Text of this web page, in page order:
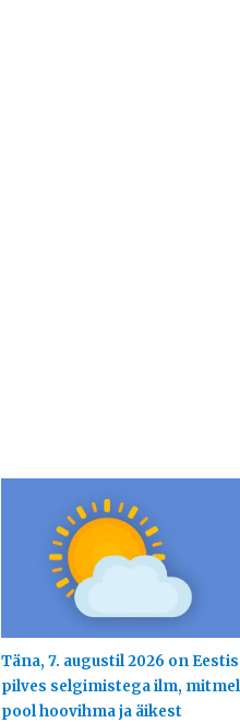
Täna, 7. augustil 2026 on Eestis
pilves selgimistega ilm, mitmel
pool hoovihma ja äikest